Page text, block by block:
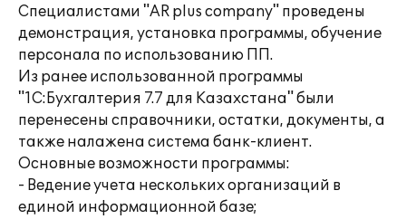
Специалистами "AR plus company" проведены
демонстрация, установка программы, обучение
персонала по использованию ПП.
Из ранее использованной программы
"1С:Бухгалтерия 7.7 для Казахстана" были
перенесены справочники, остатки, документы, а
также налажена система банк-клиент.
Основные возможности программы:
- Ведение учета нескольких организаций в
единой информационной базе;